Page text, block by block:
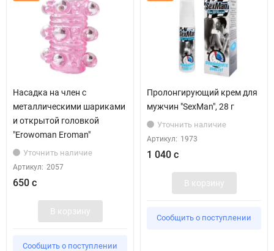
Насадка на член с
металлическими шариками
и открытой головкой
"Erowoman Eroman"
Уточнить наличие
Артикул: 2057
650 с
В корзину
Сообщить о поступлении
Пролонгирующий крем для
мужчин "SexMan", 28 г
Уточнить наличие
Артикул: 1973
1 040 с
В корзину
Сообщить о поступлении